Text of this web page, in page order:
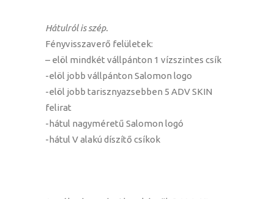
Hátulról is szép.
Fényvisszaverő felületek:
– elöl mindkét vállpánton 1 vízszintes csík
-elöl jobb vállpánton Salomon logo
-elöl jobb tarisznyazsebben 5 ADV SKIN
felirat
-hátul nagyméretű Salomon logó
-hátul V alakú díszítő csíkok